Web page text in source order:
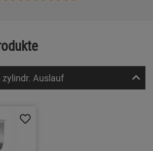
Auslauf